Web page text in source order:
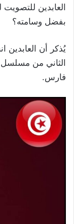
العابدين
بفضل وسامته؟
يُذكر أن العابدين
الثاني من
فارس.